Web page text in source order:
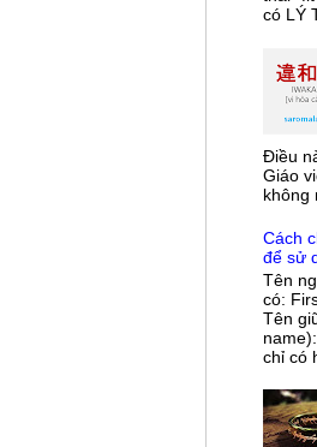
có LÝ
Điều
Giáo
không
Cách
để sử
Tên
có:
Tên
chỉ có